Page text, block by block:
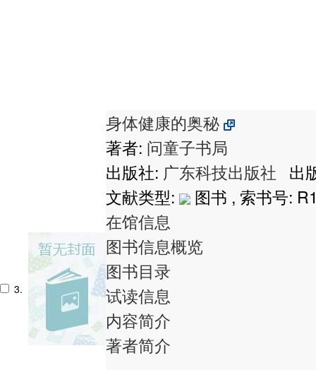
3.
身体健康的奥秘
著者: 问童子书局
出版社: 广东科技出版社 出
文献类型:
图书 , 索书号:
在馆信息
图书信息概览
图书目录
试读信息
内容简介
著者简介